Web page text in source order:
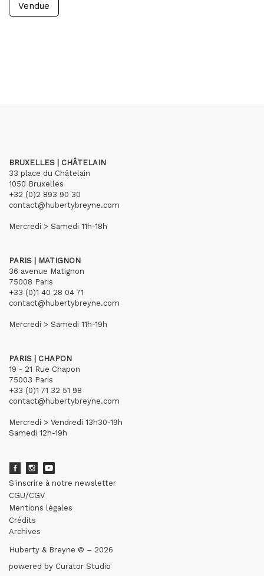
Vendue
BRUXELLES | CHÂTELAIN
33 place du Châtelain
1050 Bruxelles
+32 (0)2 893 90 30
contact@hubertybreyne.com
Mercredi > Samedi 11h-18h
PARIS | MATIGNON
36 avenue Matignon
75008 Paris
+33 (0)1 40 28 04 71
contact@hubertybreyne.com
Mercredi > Samedi 11h-19h
PARIS | CHAPON
19 - 21 Rue Chapon
75003 Paris
+33 (0)1 71 32 51 98
contact@hubertybreyne.com
Mercredi > Vendredi 13h30-19h
Samedi 12h-19h
S'inscrire à notre newsletter
CGU/CGV
Mentions légales
Crédits
Archives
Huberty & Breyne © – 2026
powered by Curator Studio